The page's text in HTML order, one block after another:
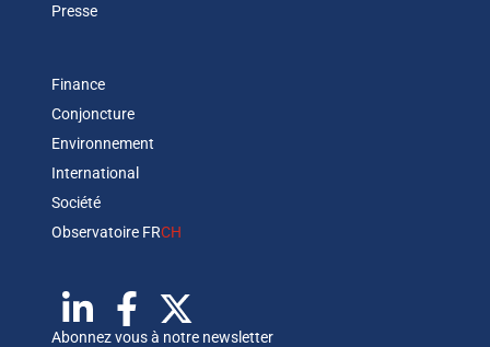
Presse
Finance
Conjoncture
Environnement
International
Société
Observatoire FRCH
Abonnez vous à notre newsletter